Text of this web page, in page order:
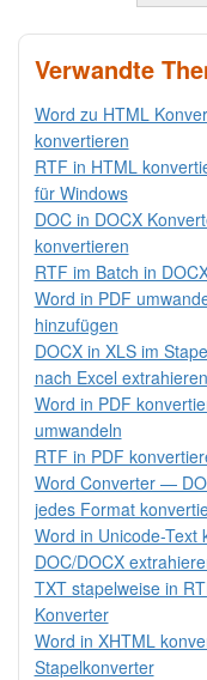
Verwandte
Word zu HTML
konvertieren
RTF in HTML
für Windows
DOC in DOCX
konvertieren
RTF im Batch in
Word in PDF
hinzufügen
DOCX in XLS im
nach Excel extrahieren
Word in PDF
umwandeln
RTF in PDF
Word Converter —
jedes Format
Word in Unicode-
DOC/DOCX
TXT stapelweise in
Konverter
Word in XHTML
Stapelkonverter